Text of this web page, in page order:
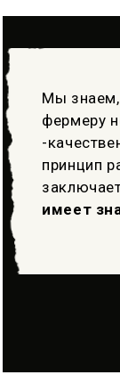
Мы знаем,
фермеру
-
принцип
имеет